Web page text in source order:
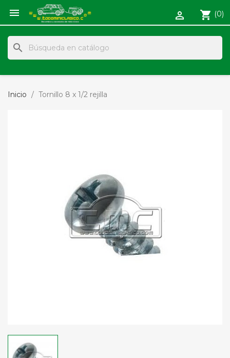
 shopping_cart (0)

search
Inicio Tornillo 8 x 1/2 rejilla